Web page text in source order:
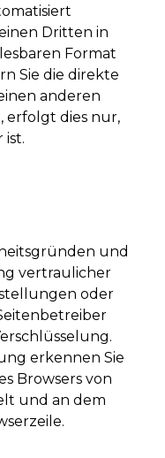
Dritten in
Format
Sie die direkte
anderen
erfolgt dies nur,
ist.
und
vertraulicher
oder
erkennen Sie
Browsers von
und an dem